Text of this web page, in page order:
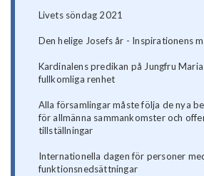
Livets söndag 2021
Den helige Josefs år - Inspirationens
Kardinalens predikan på Jungfru
fullkomliga renhet
Alla församlingar måste följa de nya
för allmänna sammankomster och
tillställningar
Internationella dagen för personer
funktionsnedsättningar